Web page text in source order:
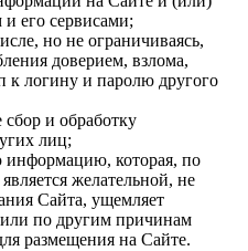
его сервисами;
но не ограничиваясь,
доверием, взлома,
к логину и паролю другого
сбор и обработку
лиц;
которая, по
желательной, не
Сайта, ущемляет
по другим причинам
размещения на Сайте.